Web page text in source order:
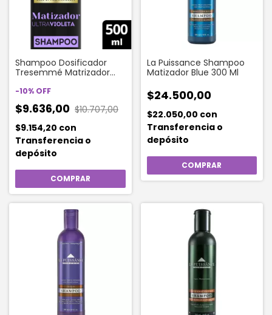
Shampoo Dosificador
Tresemmé Matrizador
-10% OFF
$9.636,00 $10.707,00
$9.154,20 con
Transferencia o
depósito
La Puissance Shampoo
Matizador Blue 300 Ml
$24.500,00
$22.050,00 con
Transferencia o
depósito